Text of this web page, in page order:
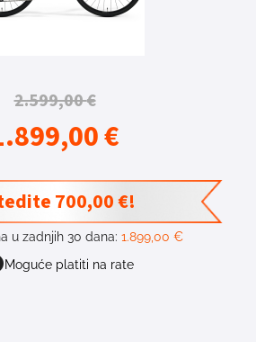
2.599,00€
€
700,00€!
u zadnjih 30 dana: 1.899,00 €
Moguće platiti na rate